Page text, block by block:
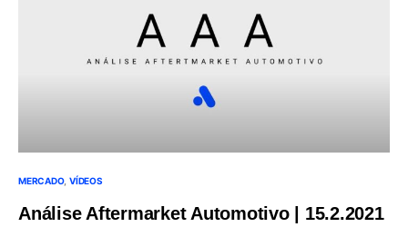
MERCADO VÍDEOS
Análise Aftermarket Automotivo | 15.2.2021